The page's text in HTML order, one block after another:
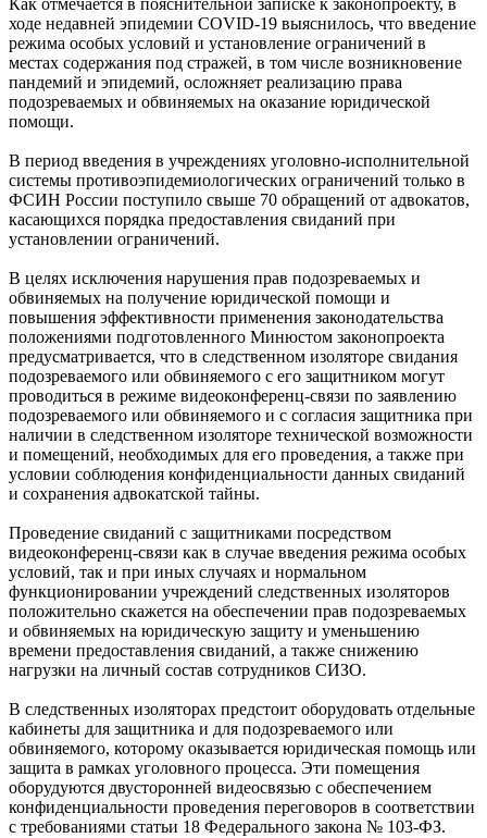
Как отмечается в пояснительной записке к законопроекту, в
ходе недавней эпидемии COVID-19 выяснилось, что введение
режима особых условий и установление ограничений в
местах содержания под стражей, в том числе возникновение
пандемий ‎и эпидемий, осложняет реализацию права
подозреваемых и обвиняемых на оказание юридической
помощи.
В период введения в учреждениях уголовно-исполнительной
системы противоэпидемиологических ограничений только в
ФСИН России поступило свыше 70 обращений от адвокатов,
касающихся порядка предоставления свиданий при
установлении ограничений.
В целях исключения нарушения прав подозреваемых и
обвиняемых на получение юридической помощи и
повышения эффективности применения законодательства
положениями подготовленного Минюстом законопроекта
предусматривается, что в следственном изоляторе свидания
подозреваемого или обвиняемого с его защитником могут
проводиться в режиме видеоконференц-связи по заявлению
подозреваемого или обвиняемого и с согласия защитника при
наличии в следственном изоляторе технической возможности
и помещений, необходимых для его проведения, а также при
условии соблюдения конфиденциальности данных свиданий
и сохранения адвокатской тайны.
Проведение свиданий с защитниками посредством
видеоконференц-связи как в случае введения режима особых
условий, так и при иных случаях и нормальном
функционировании учреждений следственных изоляторов
положительно скажется на обеспечении прав подозреваемых
и обвиняемых на юридическую защиту и уменьшению
времени предоставления свиданий, а также снижению
нагрузки на личный состав сотрудников СИЗО.
В следственных изоляторах предстоит оборудовать отдельные
кабинеты для защитника и для подозреваемого или
обвиняемого, которому оказывается юридическая помощь или
защита в рамках уголовного процесса. Эти помещения
оборудуются двусторонней видеосвязью с обеспечением
конфиденциальности проведения переговоров в соответствии
с требованиями статьи 18 Федерального закона № 103-ФЗ.